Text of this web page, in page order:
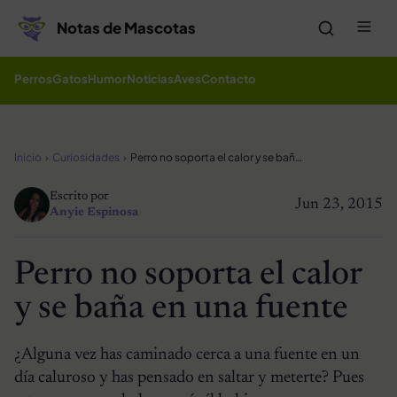
Notas de Mascotas
PerrosGatosHumorNoticiasAvesContacto
Inicio Curiosidades Perro no soporta el calor y se baña en una fuente
Jun 23, 2015
Escrito por
Anyie Espinosa
Perro no soporta el calor
y se baña en una fuente
¿Alguna vez has caminado cerca a una fuente en un
día caluroso y has pensado en saltar y meterte? Pues